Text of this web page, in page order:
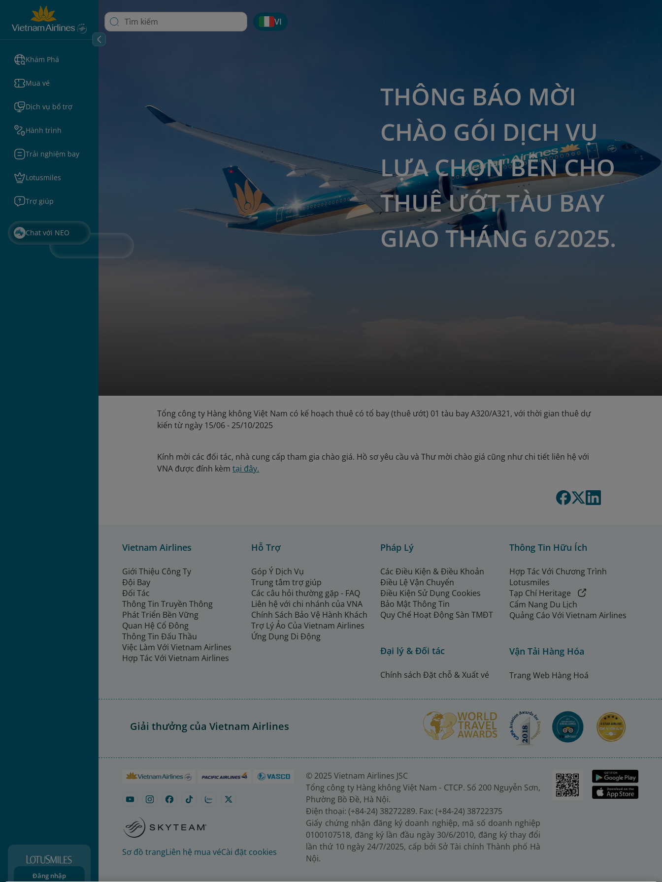
Khám Phá
Mua vé
Dịch vụ bổ trợ
Hành trình
Trải nghiệm bay
Lotusmiles
Trợ giúp
Chat với NEO
Đăng nhập
VI
THÔNG BÁO MỜI
CHÀO GÓI DỊCH VỤ
LỰA CHỌN BÊN CHO
THUÊ ƯỚT TÀU BAY
GIAO THÁNG 6/2025.
Tổng công ty Hàng không Việt Nam có kế hoạch thuê có tổ bay (thuê ướt) 01 tàu bay A320/A321, với thời gian thuê dự
kiến từ ngày 15/06 - 25/10/2025
Kính mời các đối tác, nhà cung cấp tham gia chào giá. Hồ sơ yêu cầu và Thư mời chào giá cũng như chi tiết liên hệ với
VNA được đính kèmtại đây.
Vietnam Airlines
Giới Thiệu Công Ty
Đội Bay
Đối Tác
Thông Tin Truyền Thông
Phát Triển Bền Vững
Quan Hệ Cổ Đông
Thông Tin Đấu Thầu
Việc Làm Với Vietnam Airlines
Hợp Tác Với Vietnam Airlines
Hỗ Trợ
Góp Ý Dịch Vụ
Trung tâm trợ giúp
Các câu hỏi thường gặp - FAQ
Liên hệ với chi nhánh của VNA
Chính Sách Bảo Vệ Hành Khách
Trợ Lý Ảo Của Vietnam Airlines
Ứng Dụng Di Động
Pháp Lý
Các Điều Kiện & Điều Khoản
Điều Lệ Vận Chuyển
Điều Kiện Sử Dụng Cookies
Bảo Mật Thông Tin
Quy Chế Hoạt Động Sàn TMĐT
Đại lý & Đối tác
Chính sách Đặt chỗ & Xuất vé
Thông Tin Hữu Ích
Hợp Tác Với Chương Trình
Lotusmiles
Tạp Chí Heritage
Cẩm Nang Du Lịch
Quảng Cáo Với Vietnam Airlines
Vận Tải Hàng Hóa
Trang Web Hàng Hoá
Giải thưởng của Vietnam Airlines
Sơ đồ trangLiên hệ mua véCài đặt cookies
© 2025 Vietnam Airlines JSC
Tổng công ty Hàng không Việt Nam - CTCP. Số 200 Nguyễn Sơn,
Phường Bồ Đề, Hà Nội.
Điện thoại: (+84-24) 38272289. Fax: (+84-24) 38722375
Giấy chứng nhận đăng ký doanh nghiệp, mã số doanh nghiệp
0100107518, đăng ký lần đầu ngày 30/6/2010, đăng ký thay đổi
lần thứ 10 ngày 24/7/2025, cấp bởi Sở Tài chính Thành phố Hà
Nội.